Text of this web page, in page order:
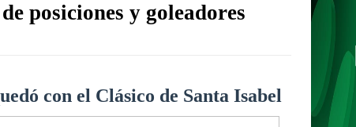
posiciones y goleadores
con el Clásico de Santa Isabel